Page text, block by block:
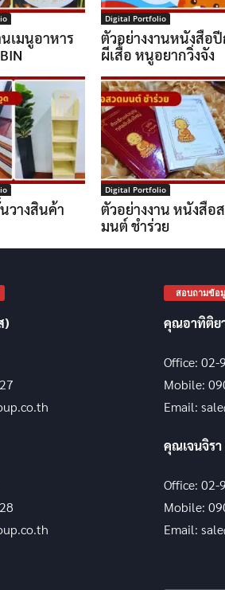
เมนูอาหาร
Digital Portfolio
ตัวอย่างงานหนังสือ
ผีเสื้อ หนูอยากวิ่งจัง
วางสินค้า
Digital Portfolio
ตัวอย่างงาน หนังสือ
มนต์ ชำร่วย
)
สอบถามข้อ
คุณอาทิติย
Office: 02-
Mobile:
Email:
คุณเจนจิรา
Office: 02-
Mobile:
Email: